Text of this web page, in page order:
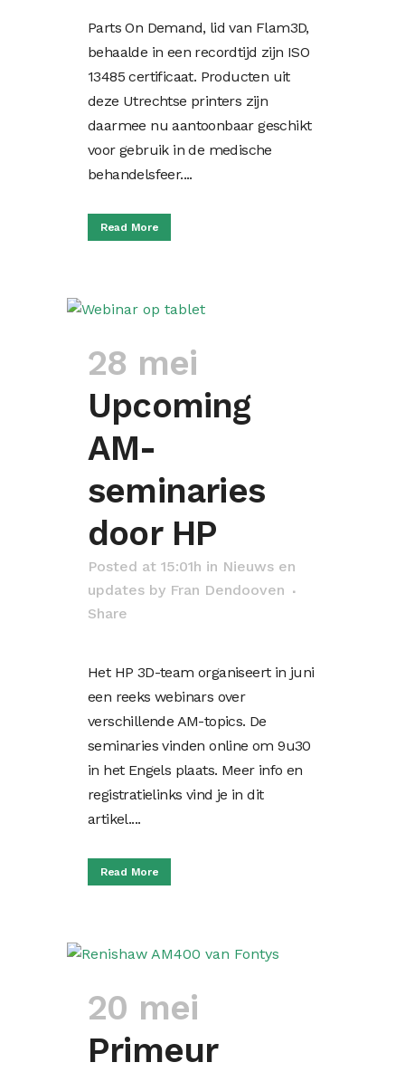
Parts On Demand, lid van Flam3D,
behaalde in een recordtijd zijn ISO
13485 certificaat. Producten uit
deze Utrechtse printers zijn
daarmee nu aantoonbaar geschikt
voor gebruik in de medische
behandelsfeer....
Read More
28 mei
Upcoming
AM-
seminaries
door HP
Posted at 15:01h in Nieuws en
updates by Fran Dendooven
Share
Het HP 3D-team organiseert in juni
een reeks webinars over
verschillende AM-topics. De
seminaries vinden online om 9u30
in het Engels plaats. Meer info en
registratielinks vind je in dit
artikel....
Read More
20 mei
Primeur